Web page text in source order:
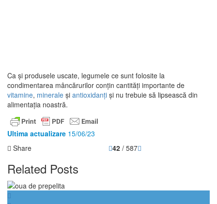
Ca și produsele uscate, legumele ce sunt folosite la
condimentarea mâncărurilor conțin cantități importante de
vitamine, minerale și antioxidanți și nu trebuie să lipsească din
alimentația noastră.
Ultima actualizare 15/06/23
Share
42 / 587
Related Posts